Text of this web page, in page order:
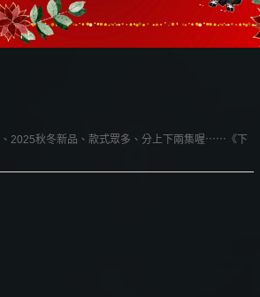
2025秋冬新品、款式眾多、分上下兩集喔⋯⋯《下